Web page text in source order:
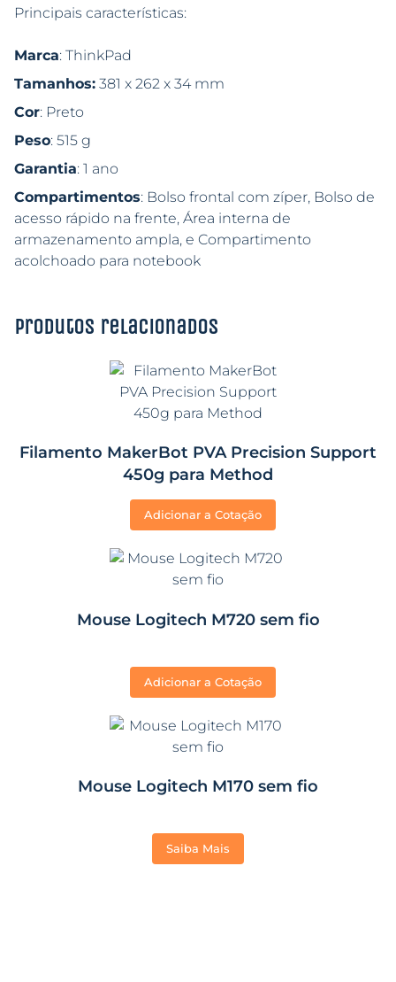
Principais características:
Marca: ThinkPad
Tamanhos: 381 x 262 x 34 mm
Cor: Preto
Peso: 515 g
Garantia: 1 ano
Compartimentos: Bolso frontal com zíper, Bolso de
acesso rápido na frente, Área interna de
armazenamento ampla, e Compartimento
acolchoado para notebook
Produtos relacionados
Filamento MakerBot PVA Precision Support
450g para Method
Adicionar a Cotação
Mouse Logitech M720 sem fio
Adicionar a Cotação
Mouse Logitech M170 sem fio
Saiba Mais